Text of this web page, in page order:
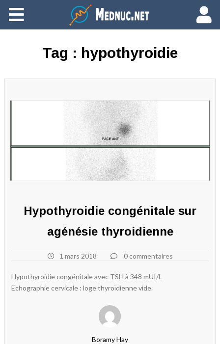
Ajouter du contenu
Tag : hypothyroidie
Hypothyroidie congénitale sur
agénésie thyroidienne
1 mars 2018 0 commentaires
Hypothyroidie congénitale avec TSH à 348 mUI/L
Echographie cervicale : loge thyroïdienne vide.
Boramy Hay